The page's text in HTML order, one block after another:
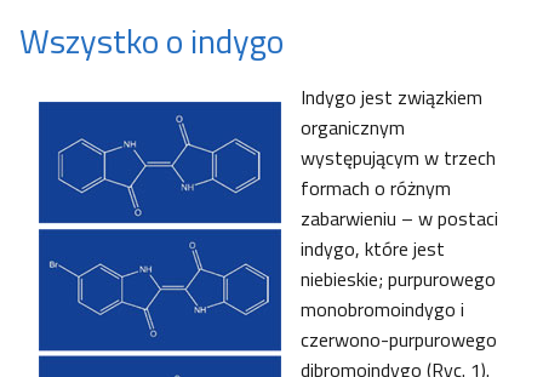
Wszystko o indygo
Indygo jest związkiem
organicznym
występującym w trzech
formach o różnym
zabarwieniu – w postaci
indygo, które jest
niebieskie; purpurowego
monobromoindygo i
czerwono-purpurowego
dibromoindygo (Ryc. 1).